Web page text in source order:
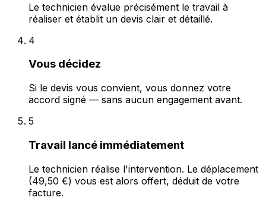
Le technicien évalue précisément le travail à
réaliser et établit un devis clair et détaillé.
4
Vous décidez
Si le devis vous convient, vous donnez votre
accord signé — sans aucun engagement avant.
5
Travail lancé immédiatement
Le technicien réalise l'intervention. Le déplacement
(49,50 €) vous est alors offert, déduit de votre
facture.